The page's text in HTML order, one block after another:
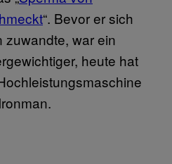
“. Bevor er sich
war ein
heute hat